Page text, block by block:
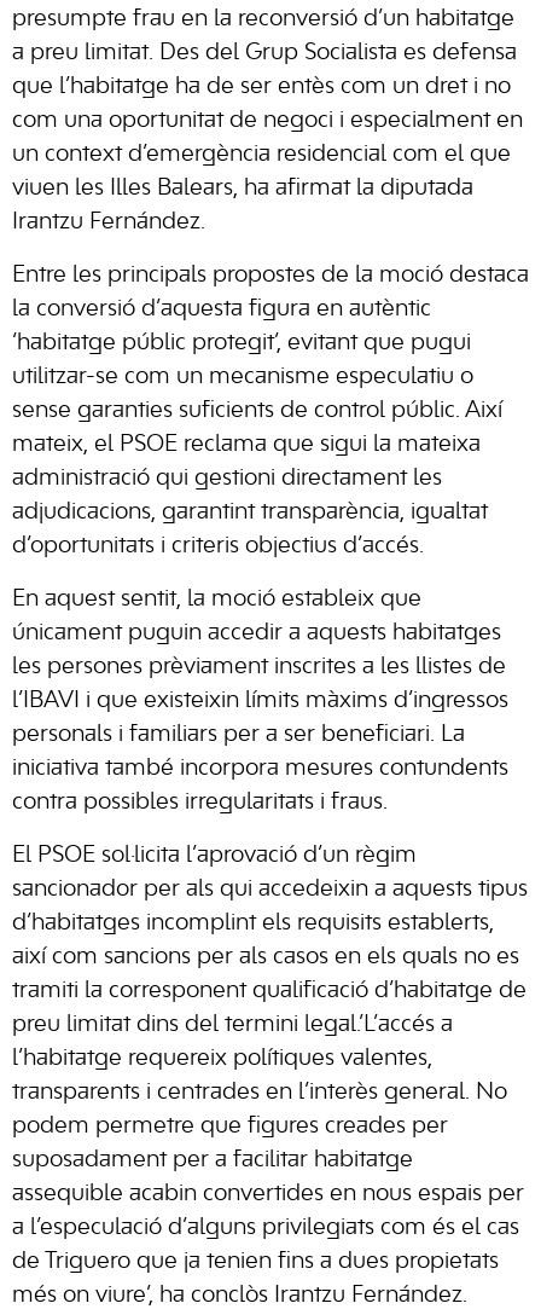
presumpte frau en la reconversió d’un habitatge
a preu limitat. Des del Grup Socialista es defensa
que l’habitatge ha de ser entès com un dret i no
com una oportunitat de negoci i especialment en
un context d’emergència residencial com el que
viuen les Illes Balears, ha afirmat la diputada
Irantzu Fernández.
Entre les principals propostes de la moció destaca
la conversió d’aquesta figura en autèntic
‘habitatge públic protegit’, evitant que pugui
utilitzar-se com un mecanisme especulatiu o
sense garanties suficients de control públic. Així
mateix, el PSOE reclama que sigui la mateixa
administració qui gestioni directament les
adjudicacions, garantint transparència, igualtat
d’oportunitats i criteris objectius d’accés.
En aquest sentit, la moció estableix que
únicament puguin accedir a aquests habitatges
les persones prèviament inscrites a les llistes de
l’IBAVI i que existeixin límits màxims d’ingressos
personals i familiars per a ser beneficiari. La
iniciativa també incorpora mesures contundents
contra possibles irregularitats i fraus.
El PSOE sol·licita l’aprovació d’un règim
sancionador per als qui accedeixin a aquests tipus
d’habitatges incomplint els requisits establerts,
així com sancions per als casos en els quals no es
tramiti la corresponent qualificació d’habitatge de
preu limitat dins del termini legal.’L’accés a
l’habitatge requereix polítiques valentes,
transparents i centrades en l’interès general. No
podem permetre que figures creades per
suposadament per a facilitar habitatge
assequible acabin convertides en nous espais per
a l’especulació d’alguns privilegiats com és el cas
de Triguero que ja tenien fins a dues propietats
més on viure’, ha conclòs Irantzu Fernández.